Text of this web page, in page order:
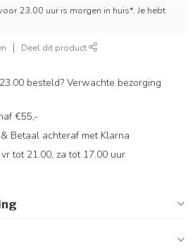
23.00 uur is morgen in huis*. Je hebt
Deel dit product
besteld? Verwachte bezorging
€55,-
Betaal achteraf met Klarna
tot 21.00, za tot 17.00 uur